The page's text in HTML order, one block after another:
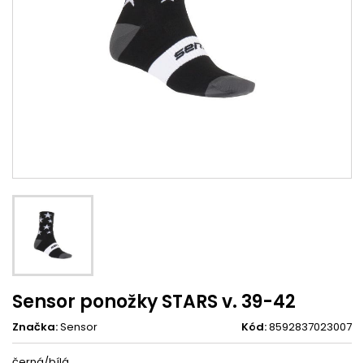
Sensor ponožky STARS v. 39-42
Značka:Sensor Kód:8592837023007